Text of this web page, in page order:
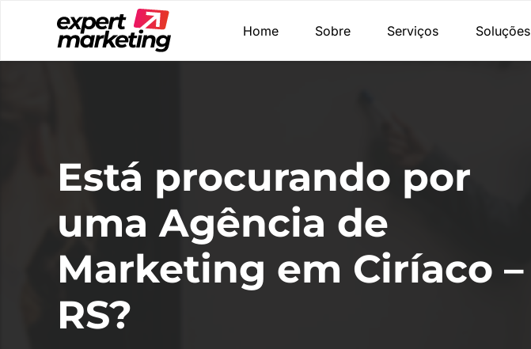
Home Sobre Serviços Soluções
Está procurando por
uma Agência de
Marketing em Ciríaco –
RS?